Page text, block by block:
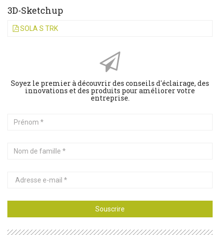
3D-Sketchup
SOLA S TRK
Soyez le premier à découvrir des conseils d'éclairage, des
innovations et des produits pour améliorer votre
entreprise.
Prénom
Nom
Adresse
Souscrire